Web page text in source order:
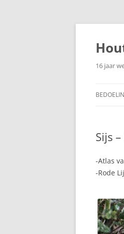
Ga
inhoud
16 jaar
Sijs
-Atlas
-Rode